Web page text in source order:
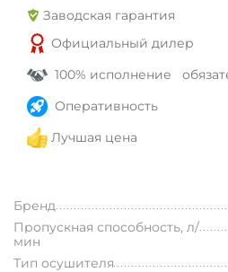
Заводская гарантия
Официальный дилер
100% исполнение
Оперативность
Лучшая цена
Бренд
Пропускная способность, л/
мин
Тип осушителя